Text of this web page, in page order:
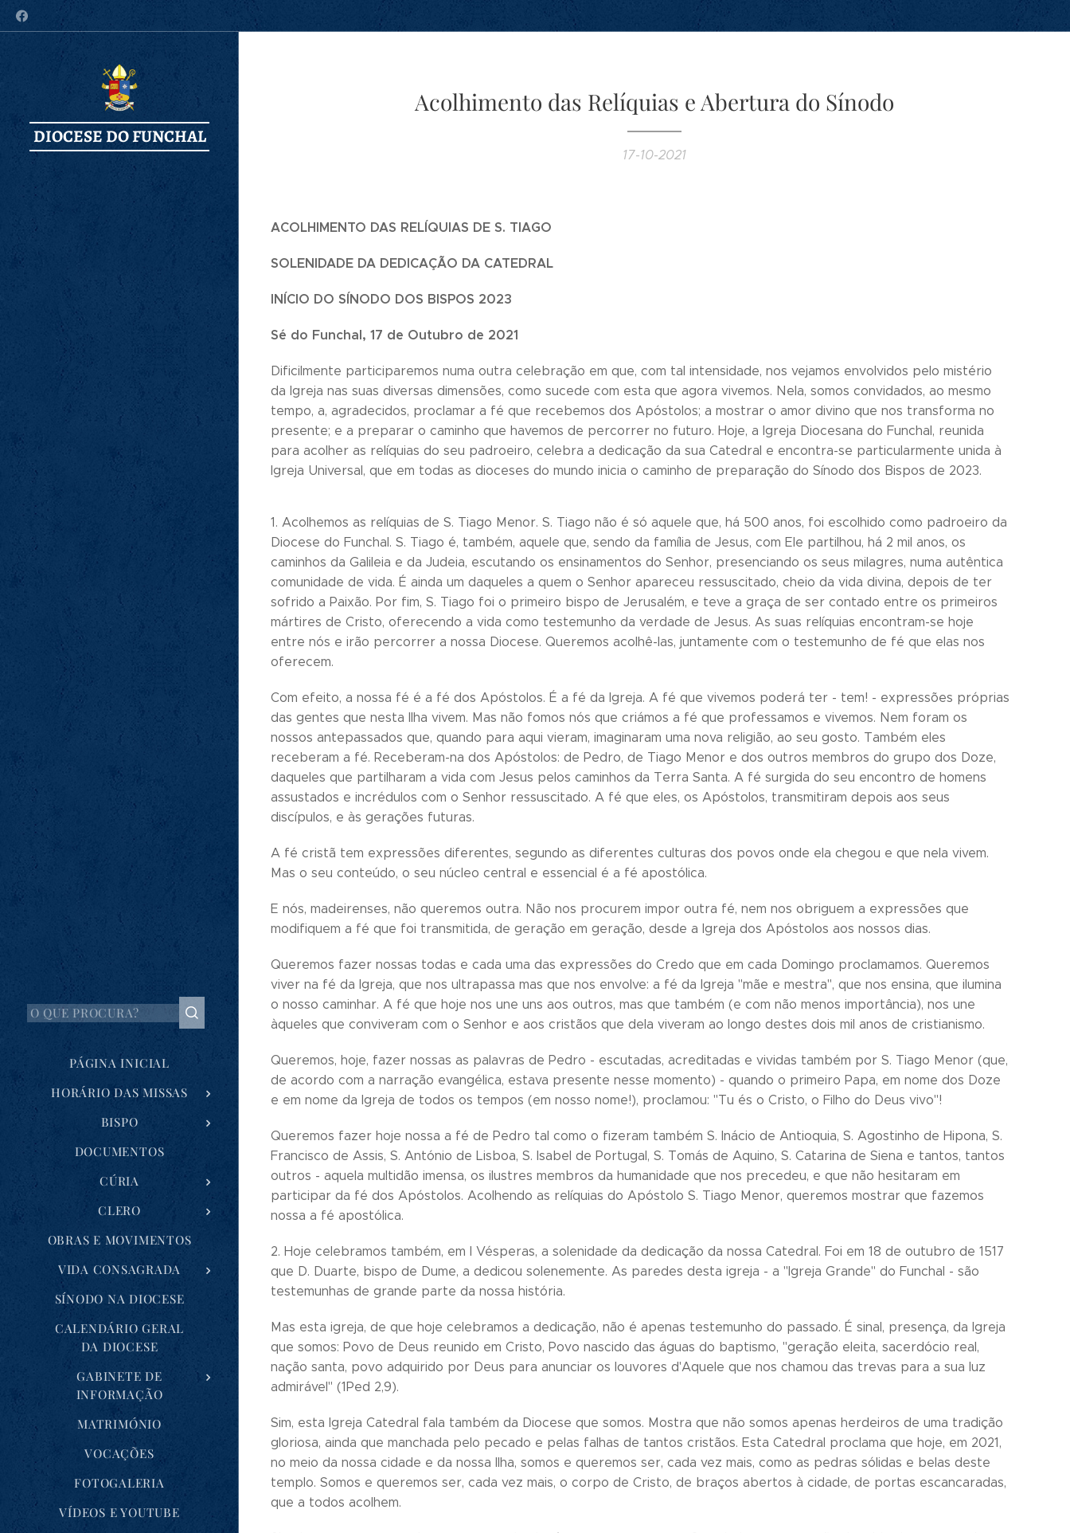
DIOCESE DO FUNCHAL
PÁGINA INICIAL
HORÁRIO DAS MISSAS
BISPO
DOCUMENTOS
CÚRIA
CLERO
OBRAS E MOVIMENTOS
VIDA CONSAGRADA
SÍNODO NA DIOCESE
CALENDÁRIO GERAL
DA DIOCESE
GABINETE DE
INFORMAÇÃO
MATRIMÓNIO
VOCAÇÕES
FOTOGALERIA
VÍDEOS E YOUTUBE
Acolhimento das Relíquias e Abertura do Sínodo
17-10-2021
ACOLHIMENTO DAS RELÍQUIAS DE S. TIAGO
SOLENIDADE DA DEDICAÇÃO DA CATEDRAL
INÍCIO DO SÍNODO DOS BISPOS 2023
Sé do Funchal, 17 de Outubro de 2021
Dificilmente participaremos numa outra celebração em que, com tal intensidade, nos vejamos envolvidos pelo mistério
da Igreja nas suas diversas dimensões, como sucede com esta que agora vivemos. Nela, somos convidados, ao mesmo
tempo, a, agradecidos, proclamar a fé que recebemos dos Apóstolos; a mostrar o amor divino que nos transforma no
presente; e a preparar o caminho que havemos de percorrer no futuro. Hoje, a Igreja Diocesana do Funchal, reunida
para acolher as relíquias do seu padroeiro, celebra a dedicação da sua Catedral e encontra-se particularmente unida à
Igreja Universal, que em todas as dioceses do mundo inicia o caminho de preparação do Sínodo dos Bispos de 2023.
1. Acolhemos as relíquias de S. Tiago Menor. S. Tiago não é só aquele que, há 500 anos, foi escolhido como padroeiro da
Diocese do Funchal. S. Tiago é, também, aquele que, sendo da família de Jesus, com Ele partilhou, há 2 mil anos, os
caminhos da Galileia e da Judeia, escutando os ensinamentos do Senhor, presenciando os seus milagres, numa autêntica
comunidade de vida. É ainda um daqueles a quem o Senhor apareceu ressuscitado, cheio da vida divina, depois de ter
sofrido a Paixão. Por fim, S. Tiago foi o primeiro bispo de Jerusalém, e teve a graça de ser contado entre os primeiros
mártires de Cristo, oferecendo a vida como testemunho da verdade de Jesus. As suas relíquias encontram-se hoje
entre nós e irão percorrer a nossa Diocese. Queremos acolhê-las, juntamente com o testemunho de fé que elas nos
oferecem.
Com efeito, a nossa fé é a fé dos Apóstolos. É a fé da Igreja. A fé que vivemos poderá ter - tem! - expressões próprias
das gentes que nesta Ilha vivem. Mas não fomos nós que criámos a fé que professamos e vivemos. Nem foram os
nossos antepassados que, quando para aqui vieram, imaginaram uma nova religião, ao seu gosto. Também eles
receberam a fé. Receberam-na dos Apóstolos: de Pedro, de Tiago Menor e dos outros membros do grupo dos Doze,
daqueles que partilharam a vida com Jesus pelos caminhos da Terra Santa. A fé surgida do seu encontro de homens
assustados e incrédulos com o Senhor ressuscitado. A fé que eles, os Apóstolos, transmitiram depois aos seus
discípulos, e às gerações futuras.
A fé cristã tem expressões diferentes, segundo as diferentes culturas dos povos onde ela chegou e que nela vivem.
Mas o seu conteúdo, o seu núcleo central e essencial é a fé apostólica.
E nós, madeirenses, não queremos outra. Não nos procurem impor outra fé, nem nos obriguem a expressões que
modifiquem a fé que foi transmitida, de geração em geração, desde a Igreja dos Apóstolos aos nossos dias.
Queremos fazer nossas todas e cada uma das expressões do Credo que em cada Domingo proclamamos. Queremos
viver na fé da Igreja, que nos ultrapassa mas que nos envolve: a fé da Igreja "mãe e mestra", que nos ensina, que ilumina
o nosso caminhar. A fé que hoje nos une uns aos outros, mas que também (e com não menos importância), nos une
àqueles que conviveram com o Senhor e aos cristãos que dela viveram ao longo destes dois mil anos de cristianismo.
Queremos, hoje, fazer nossas as palavras de Pedro - escutadas, acreditadas e vividas também por S. Tiago Menor (que,
de acordo com a narração evangélica, estava presente nesse momento) - quando o primeiro Papa, em nome dos Doze
e em nome da Igreja de todos os tempos (em nosso nome!), proclamou: "Tu és o Cristo, o Filho do Deus vivo"!
Queremos fazer hoje nossa a fé de Pedro tal como o fizeram também S. Inácio de Antioquia, S. Agostinho de Hipona, S.
Francisco de Assis, S. António de Lisboa, S. Isabel de Portugal, S. Tomás de Aquino, S. Catarina de Siena e tantos, tantos
outros - aquela multidão imensa, os ilustres membros da humanidade que nos precedeu, e que não hesitaram em
participar da fé dos Apóstolos. Acolhendo as relíquias do Apóstolo S. Tiago Menor, queremos mostrar que fazemos
nossa a fé apostólica.
2. Hoje celebramos também, em I Vésperas, a solenidade da dedicação da nossa Catedral. Foi em 18 de outubro de 1517
que D. Duarte, bispo de Dume, a dedicou solenemente. As paredes desta igreja - a "Igreja Grande" do Funchal - são
testemunhas de grande parte da nossa história.
Mas esta igreja, de que hoje celebramos a dedicação, não é apenas testemunho do passado. É sinal, presença, da Igreja
que somos: Povo de Deus reunido em Cristo, Povo nascido das águas do baptismo, "geração eleita, sacerdócio real,
nação santa, povo adquirido por Deus para anunciar os louvores d'Aquele que nos chamou das trevas para a sua luz
admirável" (1Ped 2,9).
Sim, esta Igreja Catedral fala também da Diocese que somos. Mostra que não somos apenas herdeiros de uma tradição
gloriosa, ainda que manchada pelo pecado e pelas falhas de tantos cristãos. Esta Catedral proclama que hoje, em 2021,
no meio da nossa cidade e da nossa Ilha, somos e queremos ser, cada vez mais, como as pedras sólidas e belas deste
templo. Somos e queremos ser, cada vez mais, o corpo de Cristo, de braços abertos à cidade, de portas escancaradas,
que a todos acolhem.